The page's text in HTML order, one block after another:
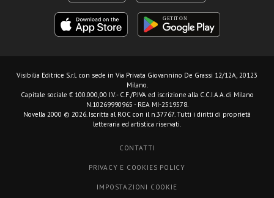
Visibilia Editrice S.r.l. con sede in Via Privata Giovannino De Grassi 12/12A, 20123
Milano.
Capitale sociale € 100.000,00 I.V. - C.F./P.IVA ed iscrizione alla C.C.I.A.A. di Milano
N.10269990965 - REA MI-2519578.
Novella 2000 © 2026. Iscritta al ROC con il n.37767. Tutti i diritti di proprietà
letteraria ed artistica riservati.
CONTATTI
PRIVACY E COOKIES POLICY
IMPOSTAZIONI COOKIE